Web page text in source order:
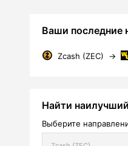
Ваши последние
Zcash (ZEC) →
Найти
Выберите